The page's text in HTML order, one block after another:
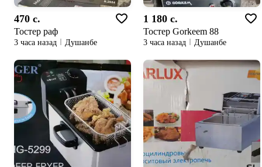
470 c.
Тостер раф
3 часа назад Душанбе
1 180 c.
Тостер Gorkeem 88
3 часа назад Душанбе